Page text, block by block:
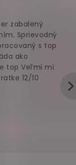
je 4 z 5
zabalený
Sprievodný
s top
ako
top Veľmi mi
12/10